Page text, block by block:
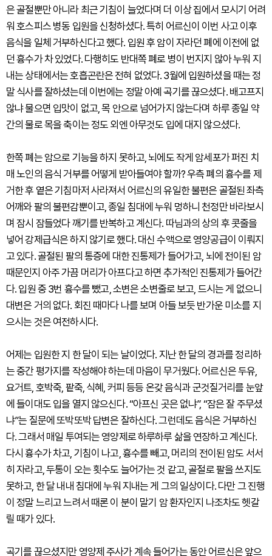
은 골절뿐만 아니라 최근 기침이 늘었다며 더 이상 집에서 모시기 어려
워 호스피스 병동 입원을 신청하셨다. 특히 어르신이 이번 사고 이후
음식을 일체 거부하신다고 했다. 입원 후 암이 자라던 폐에 이전에 없
던 흉수가 차 있었다. 다행히도 반대쪽 폐로 병이 번지지 않아 누워 지
내는 상태에서는 호흡곤란은 전혀 없었다. 3월에 입원하셨을 때는 정
말 식사를 잘하셨는데 이번에는 정말 아예 곡기를 끊으셨다. 배고프지
않냐 물으면 입맛이 없고, 목 안으로 넘어가지 않는다며 하루 종일 약
간의 물로 목을 축이는 정도 외엔 아무것도 입에 대지 않으셨다.
한쪽 폐는 암으로 기능을 하지 못하고, 뇌에도 작게 암세포가 퍼진 치
매 노인의 음식 거부를 어떻게 받아들여야 할까? 우측 폐의 흉수를 제
거한 후 옅은 기침마저 사라져서 어르신의 유일한 불편은 골절된 좌측
어깨와 팔의 불편감뿐이고, 종일 침대에 누워 멍하니 천정만 바라보시
며 잠시 잠들었다 깨기를 반복하고 계신다. 따님과의 상의 후 콧줄을
넣어 강제급식은 하지 않기로 했다. 대신 수액으로 영양공급이 이뤄지
고 있다. 골절된 팔의 통증에 대한 진통제가 들어가고, 뇌에 전이된 암
때문인지 아주 가끔 머리가 아프다고 하면 추가적인 진통제가 들어간
다. 입원 중 3번 흉수를 뺐고, 소변은 소변줄로 보고, 드시는 게 없으니
대변은 거의 없다. 회진 때마다 나를 보며 아들 보듯 반가운 미소를 지
으시는 것은 여전하시다.
어제는 입원한 지 한 달이 되는 날이었다. 지난 한 달의 경과를 정리하
는 중간 평가지를 작성해야 하는데 마음이 무거웠다. 어르신은 두유,
요거트, 호박죽, 팥죽, 식혜, 커피 등등 온갖 음식과 군것질거리를 눈앞
에 들이대도 입을 열지 않으신다. “아프신 곳은 없냐”, “잠은 잘 주무셨
냐”는 질문에 또박또박 답변은 잘하신다. 그런데도 음식은 거부하신
다. 그래서 매일 투여되는 영양제로 하루하루 삶을 연장하고 계신다.
다시 흉수가 차고, 기침이 나고, 흉수를 빼고, 머리의 전이된 암도 서서
히 자라고, 두통이 오는 횟수도 늘어가는 것 같고, 골절로 팔을 쓰지도
못하고, 한 달 내내 침대에 누워 지내는 게 그의 일상이다. 다만 그 진행
이 정말 느리고 느려서 때론 이 분이 말기 암 환자인지 나조차도 헷갈
릴 때가 있다.
곡기를 끊으셨지만 영양제 주사가 계속 들어가는 동안 어르신은 앞으